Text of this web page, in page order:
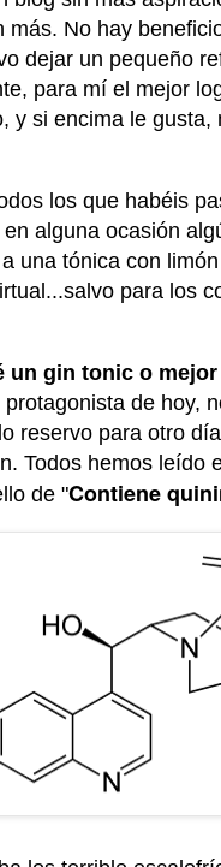
más. No hay
dejar un pequeño
para mí el mejor
y si encima le gusta,
los que habéis
alguna ocasión
una tónica con
para los
un gin tonic o
de hoy,
reservo para otro
Todos hemos leído
de "Contiene